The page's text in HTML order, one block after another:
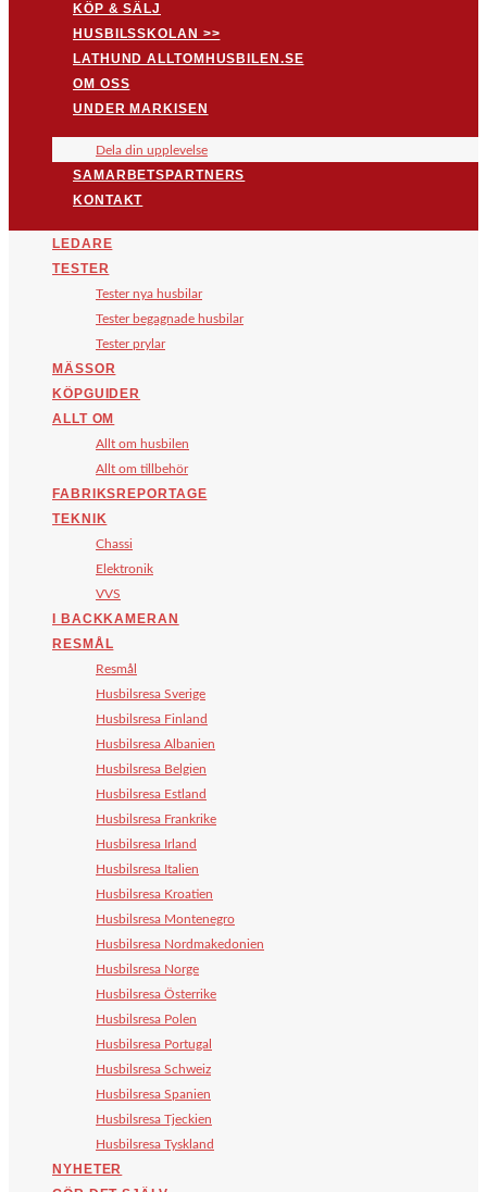
KÖP & SÄLJ
HUSBILSSKOLAN >>
LATHUND ALLTOMHUSBILEN.SE
OM OSS
UNDER MARKISEN
Dela din upplevelse
SAMARBETSPARTNERS
KONTAKT
LEDARE
TESTER
Tester nya husbilar
Tester begagnade husbilar
Tester prylar
MÄSSOR
KÖPGUIDER
ALLT OM
Allt om husbilen
Allt om tillbehör
FABRIKSREPORTAGE
TEKNIK
Chassi
Elektronik
VVS
I BACKKAMERAN
RESMÅL
Resmål
Husbilsresa Sverige
Husbilsresa Finland
Husbilsresa Albanien
Husbilsresa Belgien
Husbilsresa Estland
Husbilsresa Frankrike
Husbilsresa Irland
Husbilsresa Italien
Husbilsresa Kroatien
Husbilsresa Montenegro
Husbilsresa Nordmakedonien
Husbilsresa Norge
Husbilsresa Österrike
Husbilsresa Polen
Husbilsresa Portugal
Husbilsresa Schweiz
Husbilsresa Spanien
Husbilsresa Tjeckien
Husbilsresa Tyskland
NYHETER